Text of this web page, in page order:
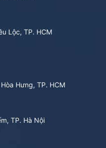
Lộc, TP. HCM
Hưng, TP. HCM
TP. Hà Nội